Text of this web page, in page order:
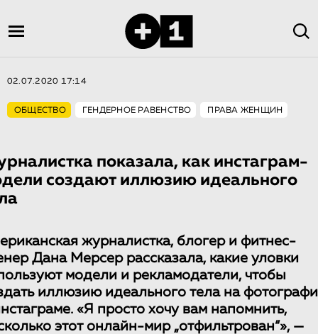
02.07.2020 17:14
ОБЩЕСТВО ГЕНДЕРНОЕ РАВЕНСТВО ПРАВА ЖЕНЩИН
показала, как инстаграм-
создают иллюзию идеального
журналистка, блогер и фитнес-
Дана Мерсер рассказала, какие уловки
модели и рекламодатели, чтобы
иллюзию идеального тела на
«Я просто хочу вам напомнить,
этот онлайн-мир „отфильтрован“», —